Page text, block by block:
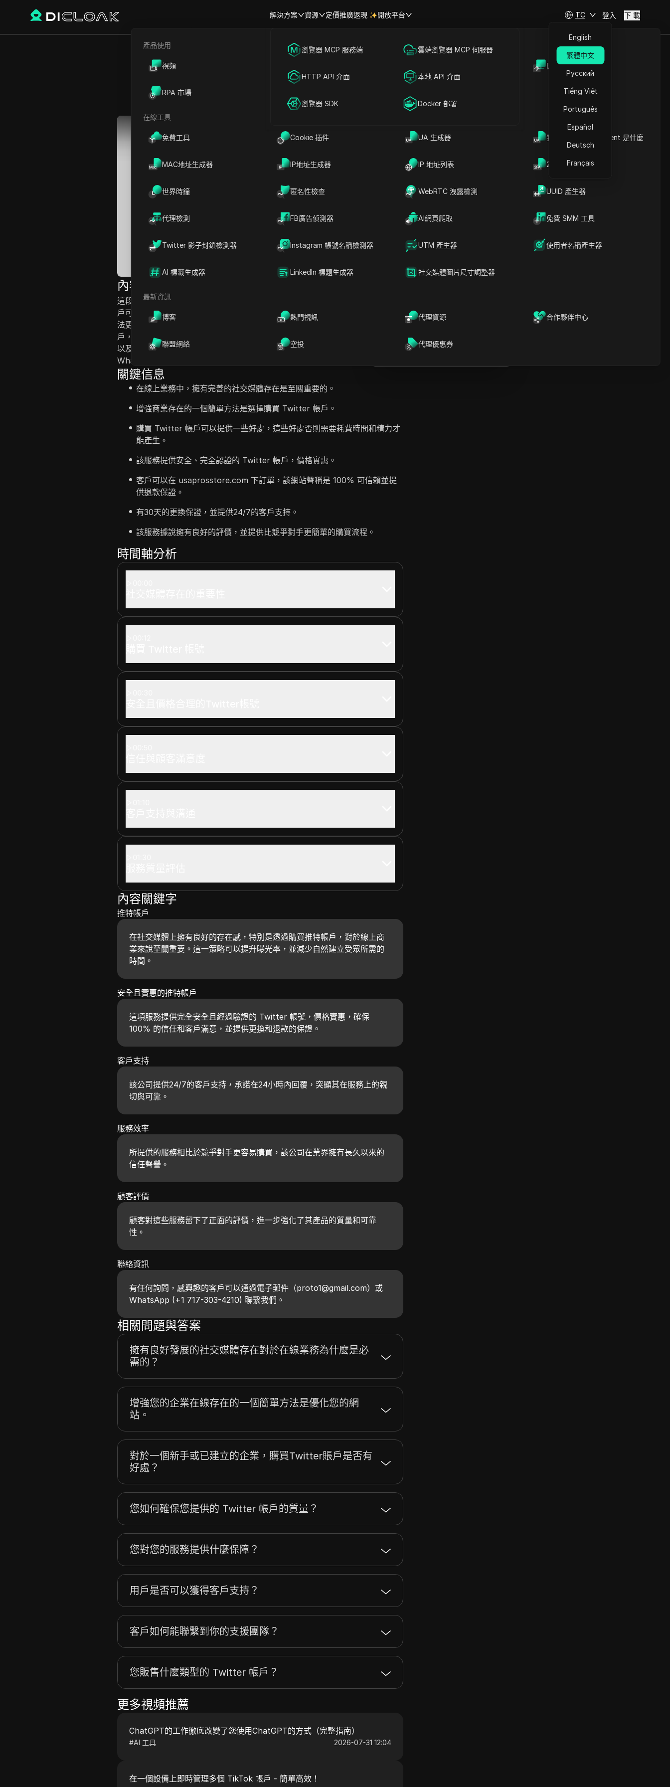
解決方案
海外社媒營銷
廣告投放
帳號共享
資源
產品使用
視頻 開放API
RPA 市場
在線工具
免費工具 Cookie 插件 UA 生成器 我的瀏覽器 User Agent 是什麼
MAC地址生成器 IP地址生成器 IP 地址列表 2FA验证码生成器
世界時鐘 匿名性檢查 WebRTC 洩露檢測 UUID 產生器
代理檢測 FB廣告偵測器 AI網頁爬取 免費 SMM 工具
Twitter 影子封鎖檢測器 Instagram 帳號名稱檢測器 UTM 產生器 使用者名稱產生器
AI 標籤生成器 LinkedIn 標題生成器 社交媒體圖片尺寸調整器
最新資訊
博客 熱門視訊 代理資源 合作夥伴中心
聯盟網絡 空投 代理優惠券
定價推廣返現 開放平台
瀏覽器 MCP 服務端 雲端瀏覽器 MCP 伺服器
HTTP API 介面 本地 API 介面
瀏覽器 SDK Docker 部署
TC
English
繁體中文
Русский
Tiếng Việt
Português
Español
Deutsch
Français
登入 下 載
首頁|熱門視訊
如何安全地在線購買舊的推特帳戶？
社交媒體行銷 分鐘 閱讀
Play Video:如何安全地在線購買舊的推特帳戶？
內容介紹
在ChatGPT中開啟
就此頁面提問
在Claude中開啟
就此頁面提問
這段視頻討論了在線商業中擁有強大社交媒體存在的重要性，強調購買Twitter帳
戶可以增強這種存在。它強調了對於新創企業和成熟企業的好處，例如比傳統方
法更快地獲得追隨者。該服務宣稱以實惠的價格提供安全、完全認證的Twitter帳
戶，並且有強大的顧客滿意保證。公司向潛在客戶保證可靠的支持、退款保證，
以及對其服務的正面評價。提供了聯繫選項以便詢問，包括電子郵件和
WhatsApp。
關鍵信息
在線上業務中，擁有完善的社交媒體存在是至關重要的。
增強商業存在的一個簡單方法是選擇購買 Twitter 帳戶。
購買 Twitter 帳戶可以提供一些好處，這些好處否則需要耗費時間和精力才
能產生。
該服務提供安全、完全認證的 Twitter 帳戶，價格實惠。
客戶可以在 usaprosstore.com 下訂單，該網站聲稱是 100% 可信賴並提
供退款保證。
有30天的更換保證，並提供24/7的客戶支持。
該服務據說擁有良好的評價，並提供比競爭對手更簡單的購買流程。
時間軸分析
內容關鍵字
推特帳戶
在社交媒體上擁有良好的存在感，特別是透過購買推特帳戶，對於線上商
業來說至關重要。這一策略可以提升曝光率，並減少自然建立受眾所需的
時間。
安全且實惠的推特帳戶
這項服務提供完全安全且經過驗證的 Twitter 帳號，價格實惠，確保
100% 的信任和客戶滿意，並提供更換和退款的保證。
客戶支持
該公司提供24/7的客戶支持，承諾在24小時內回覆，突顯其在服務上的親
切與可靠。
服務效率
所提供的服務相比於競爭對手更容易購買，該公司在業界擁有長久以來的
信任聲譽。
顧客評價
顧客對這些服務留下了正面的評價，進一步強化了其產品的質量和可靠
性。
聯絡資訊
有任何詢問，感興趣的客戶可以通過電子郵件（proto1@gmail.com）或
WhatsApp (+1 717-303-4210) 聯繫我們。
相關問題與答案
擁有良好發展的社交媒體存在對於在線業務為什麼是必
需的？
增強您的企業在線存在的一個簡單方法是優化您的網
站。
對於一個新手或已建立的企業，購買Twitter賬戶是否有
好處？
您如何確保您提供的 Twitter 帳戶的質量？
您對您的服務提供什麼保障？
用戶是否可以獲得客戶支持？
客戶如何能聯繫到你的支援團隊？
您販售什麼類型的 Twitter 帳戶？
更多視頻推薦
ChatGPT的工作徹底改變了您使用ChatGPT的方式（完整指南）
#AI 工具 2026-07-31 12:04
在一個設備上即時管理多個 TikTok 帳戶 - 簡單高效！
文章內容
相關問題與答案